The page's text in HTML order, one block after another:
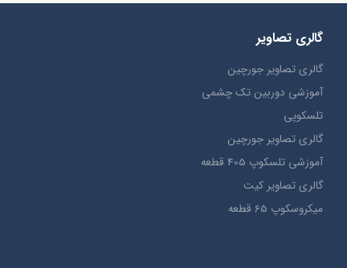
گالری تصاویر
گالری تصاویر جورچین
آموزشی دوربین تک چشمی
تلسکوپی
گالری تصاویر جورچین
آموزشی تلسکوپ 405 قطعه
گالری تصاویر کیت
میکروسکوپ 65 قطعه